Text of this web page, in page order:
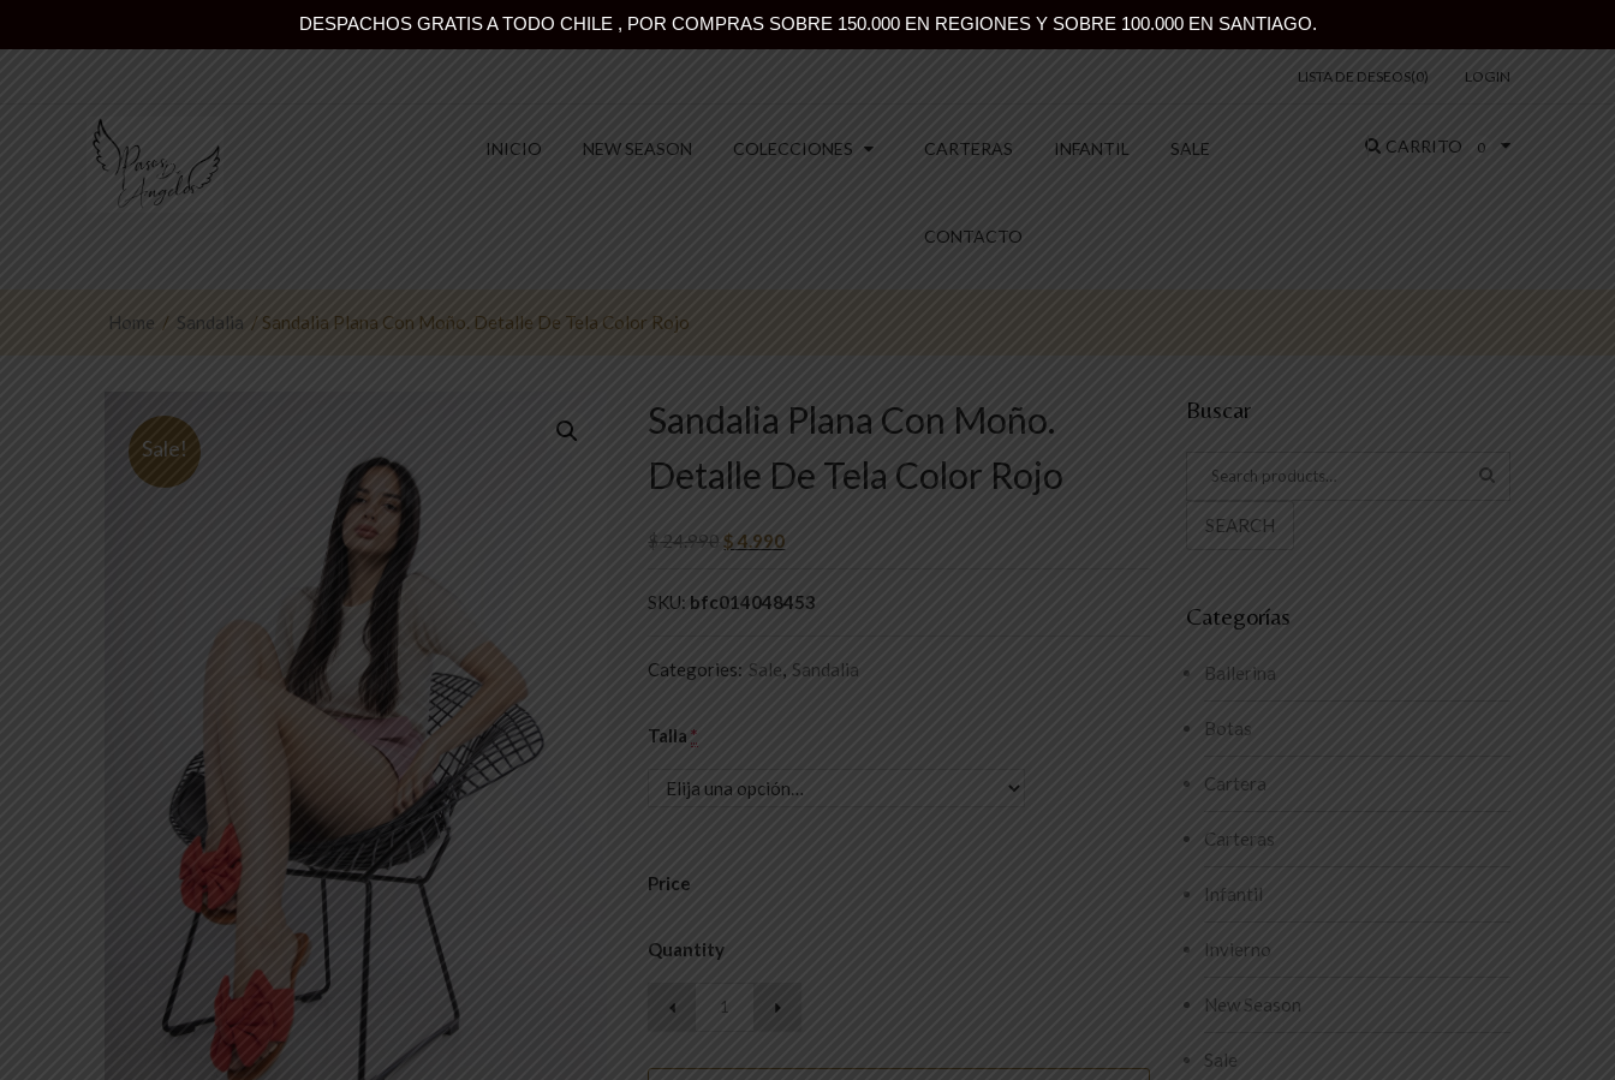
DESPACHOS GRATIS A TODO CHILE , POR COMPRAS SOBRE 150.000 EN REGIONES Y SOBRE 100.000 EN SANTIAGO.
LOGIN
LISTA DE DESEOS(0)
INICIO NEW SEASON COLECCIONES CARTERAS INFANTIL SALE
CONTACTO
CARRITO 0
Home / Sandalia / Sandalia Plana Con Moño. Detalle De Tela Color Rojo
Sale!
Sandalia Plana Con Moño.
Detalle De Tela Color Rojo
$24.990 $ 4.990
SKU: bfc014048453
Categories: Sale, Sandalia
Talla*
Price
Quantity
Buscar
SEARCH
Categorías
Ballerina
Botas
Cartera
Carteras
Infantil
Invierno
New Season
Sale